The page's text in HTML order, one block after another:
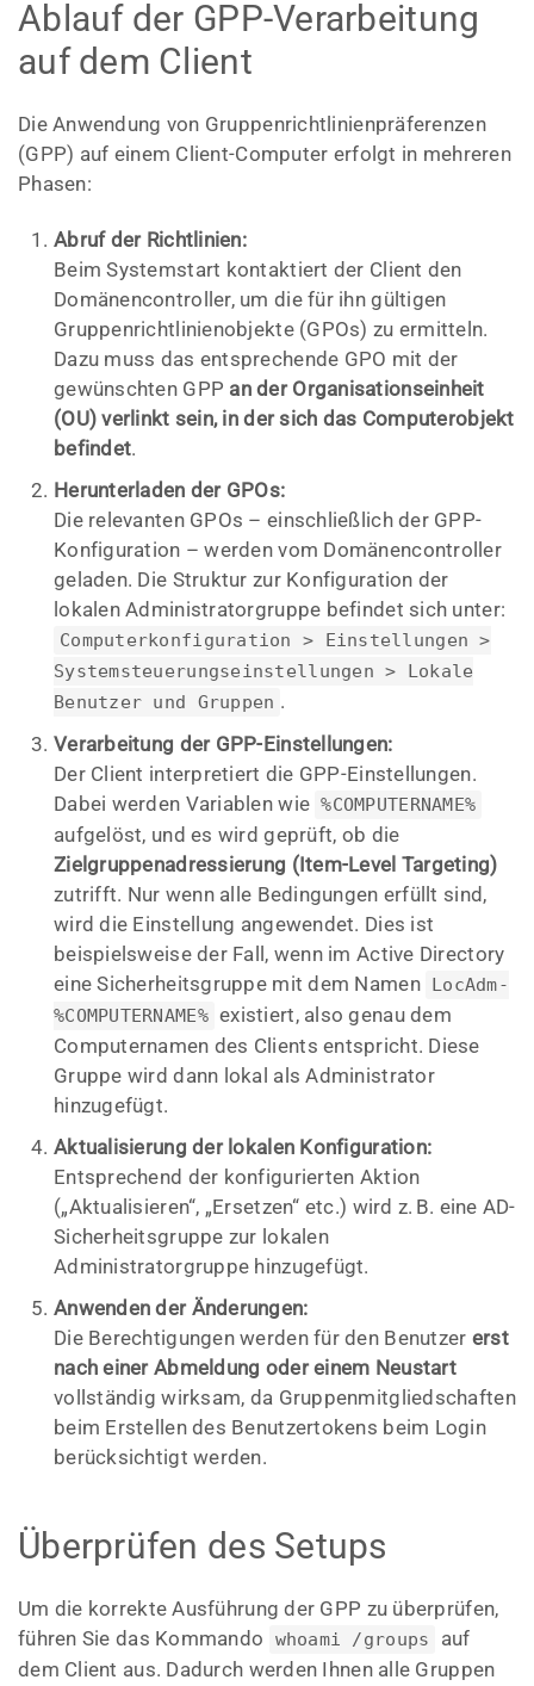
Ablauf der GPP-Verarbeitung
auf dem Client
Die Anwendung von Gruppenrichtlinienpräferenzen
(GPP) auf einem Client-Computer erfolgt in mehreren
Phasen:
Abruf der Richtlinien:
Beim Systemstart kontaktiert der Client den
Domänencontroller, um die für ihn gültigen
Gruppenrichtlinienobjekte (GPOs) zu ermitteln.
Dazu muss das entsprechende GPO mit der
gewünschten GPP an der Organisationseinheit
(OU) verlinkt sein, in der sich das Computerobjekt
befindet.
Herunterladen der GPOs:
Die relevanten GPOs – einschließlich der GPP-
Konfiguration – werden vom Domänencontroller
geladen. Die Struktur zur Konfiguration der
lokalen Administratorgruppe befindet sich unter:
Computerkonfiguration > Einstellungen >
Systemsteuerungseinstellungen > Lokale
Benutzer und Gruppen .
Verarbeitung der GPP-Einstellungen:
Der Client interpretiert die GPP-Einstellungen.
Dabei werden Variablen wie %COMPUTERNAME%
aufgelöst, und es wird geprüft, ob die
Zielgruppenadressierung (Item-Level Targeting)
zutrifft. Nur wenn alle Bedingungen erfüllt sind,
wird die Einstellung angewendet. Dies ist
beispielsweise der Fall, wenn im Active Directory
eine Sicherheitsgruppe mit dem Namen LocAdm-
%COMPUTERNAME% existiert, also genau dem
Computernamen des Clients entspricht. Diese
Gruppe wird dann lokal als Administrator
hinzugefügt.
Aktualisierung der lokalen Konfiguration:
Entsprechend der konfigurierten Aktion
(„Aktualisieren“, „Ersetzen“ etc.) wird z. B. eine AD-
Sicherheitsgruppe zur lokalen
Administratorgruppe hinzugefügt.
Anwenden der Änderungen:
Die Berechtigungen werden für den Benutzer erst
nach einer Abmeldung oder einem Neustart
vollständig wirksam, da Gruppenmitgliedschaften
beim Erstellen des Benutzertokens beim Login
berücksichtigt werden.
Überprüfen des Setups
Um die korrekte Ausführung der GPP zu überprüfen,
führen Sie das Kommando
whoami /groups
auf
dem Client aus. Dadurch werden Ihnen alle Gruppen